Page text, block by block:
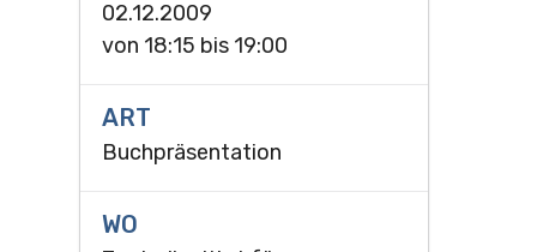
02.12.2009
von 18:15 bis 19:00
ART
Buchpräsentation
WO